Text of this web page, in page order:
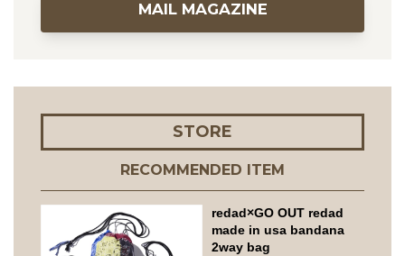
MAIL MAGAZINE
STORE
RECOMMENDED ITEM
redad×GO OUT redad
made in usa bandana
2way bag